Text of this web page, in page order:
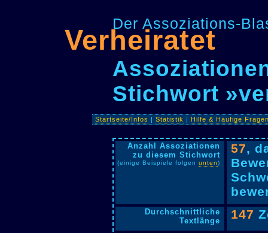
Der Assoziations-
Verheiratet
Stichwort
Startseite/Infos |Statistik |Hilfe & Häufige
Anzahl Assoziationen
zu diesem Stichwort
(einige Beispiele folgen unten)
57,
Durchschnittliche
Textlänge
147